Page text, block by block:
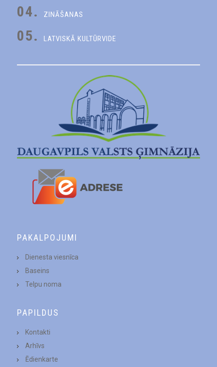
04. ZINĀŠANAS
05. LATVISKĀ KULTŪRVIDE
PAKALPOJUMI
Dienesta viesnīca
Baseins
Telpu noma
PAPILDUS
Kontakti
Arhīvs
Ēdienkarte